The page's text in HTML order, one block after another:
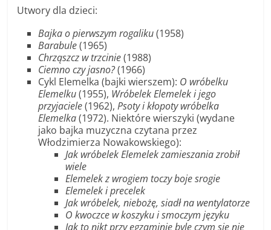
Utwory dla dzieci:
Bajka o pierwszym rogaliku(1958)
Barabule(1965)
Chrząszcz w trzcinie(1988)
Ciemno czy jasno?(1966)
Cykl Elemelka (bajki wierszem): O wróbelku
Elemelku(1955), Wróbelek Elemelek i jego
przyjaciele(1962),Psoty i kłopoty wróbelka
Elemelka(1972). Niektóre wierszyki (wydane
jako bajka muzyczna czytana przez
Włodzimierza Nowakowskiego):
Jak wróbelek Elemelek zamieszania zrobił
wiele
Elemelek z wrogiem toczy boje srogie
Elemelek i precelek
Jak wróbelek, niebożę, siadł na wentylatorze
O kwoczce w koszyku i smoczym języku
Jak to nikt przy egzaminie byle czym się nie